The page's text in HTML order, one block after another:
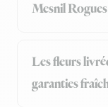
Mesnil
Les fleurs
garanties